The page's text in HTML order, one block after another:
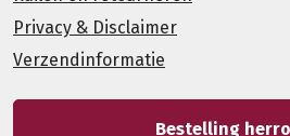
Privacy & Disclaimer
Verzendinformatie
Bestelling